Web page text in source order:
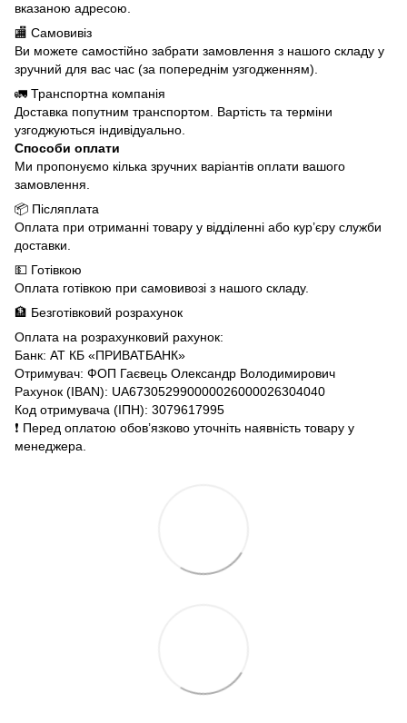
вказаною адресою.
🏬 Самовивіз
Ви можете самостійно забрати замовлення з нашого складу у
зручний для вас час (за попереднім узгодженням).
🚛 Транспортна компанія
Доставка попутним транспортом. Вартість та терміни
узгоджуються індивідуально.
Способи оплати
Ми пропонуємо кілька зручних варіантів оплати вашого
замовлення.
📦 Післяплата
Оплата при отриманні товару у відділенні або кур’єру служби
доставки.
💵 Готівкою
Оплата готівкою при самовивозі з нашого складу.
🏦 Безготівковий розрахунок
Оплата на розрахунковий рахунок:
Банк: АТ КБ «ПРИВАТБАНК»
Отримувач: ФОП Гаєвець Олександр Володимирович
Рахунок (IBAN): UA673052990000026000026304040
Код отримувача (ІПН): 3079617995
❗️ Перед оплатою обов’язково уточніть наявність товару у
менеджера.